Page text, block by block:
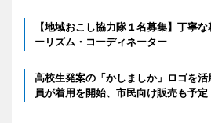
【地域おこし協力隊１名募集】丁寧
ーリズム・コーディネーター
高校生発案の「かしましか」ロゴを
員が着用を開始、市民向け販売も予定